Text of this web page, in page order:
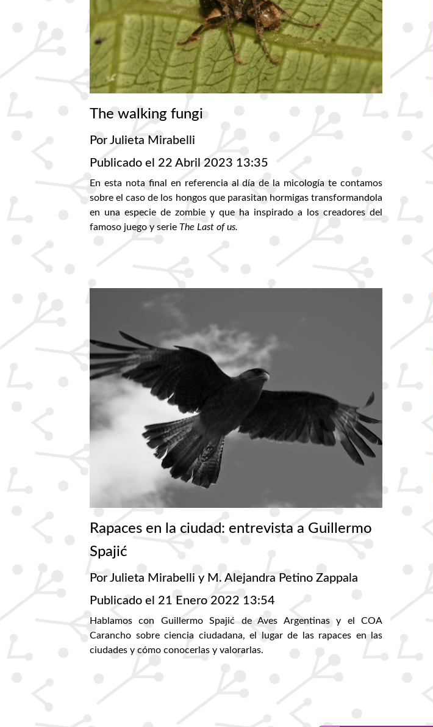
The walking fungi
Por Julieta Mirabelli
Publicado el 22 Abril 2023 13:35
En esta nota final en referencia al día de la micología te contamos
sobre el caso de los hongos que parasitan hormigas transformandola
en una especie de zombie y que ha inspirado a los creadores del
famoso juego y serie The Last of us.
Rapaces en la ciudad: entrevista a Guillermo
Spajić
Por Julieta Mirabelli y M. Alejandra Petino Zappala
Publicado el 21 Enero 2022 13:54
Hablamos con Guillermo Spajić de Aves Argentinas y el COA
Carancho sobre ciencia ciudadana, el lugar de las rapaces en las
ciudades y cómo conocerlas y valorarlas.